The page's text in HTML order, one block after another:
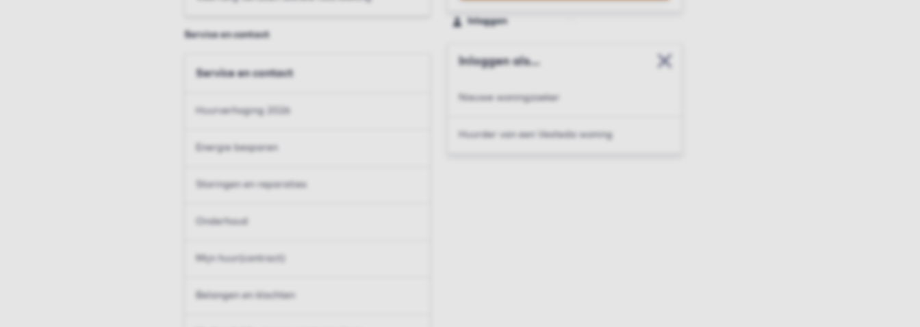
Service en contact
Service en contact
Huurverhoging 2026
Energie besparen
Storingen en reparaties
Onderhoud
Mijn huur(contract)
Belangen en klachten
Inloggen
Inloggen als...
Sluit modal
Nieuwe woningzoeker
Huurder van een Vesteda woning